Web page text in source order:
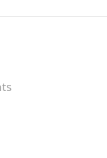
je gratis
op de kosten!